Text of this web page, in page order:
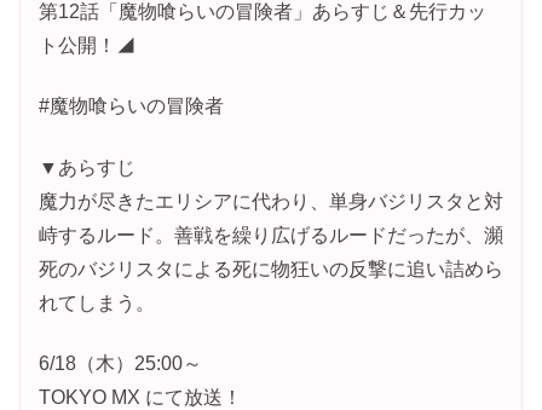
第12話「魔物喰らいの冒険者」あらすじ＆先行カッ
ト公開！◢
#魔物喰らいの冒険者
▼あらすじ
魔力が尽きたエリシアに代わり、単身バジリスタと対
峙するルード。善戦を繰り広げるルードだったが、瀕
死のバジリスタによる死に物狂いの反撃に追い詰めら
れてしまう。
6/18（木）25:00～
TOKYO MX にて放送！